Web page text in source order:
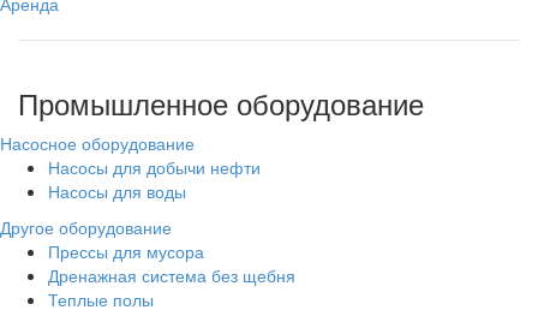
Промышленное оборудование
Насосное оборудование
Насосы для добычи нефти
Насосы для воды
Другое оборудование
Прессы для мусора
Дренажная система без щебня
Теплые полы